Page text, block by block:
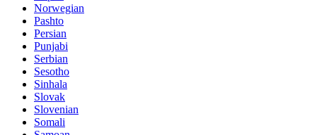
Norwegian
Pashto
Persian
Punjabi
Serbian
Sesotho
Sinhala
Slovak
Slovenian
Somali